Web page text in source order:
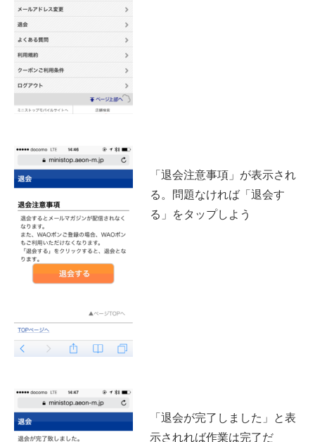
「退会注意事項」が表示され
る。問題なければ「退会す
る」をタップしよう
「退会が完了しました」と表
示されれば作業は完了だ